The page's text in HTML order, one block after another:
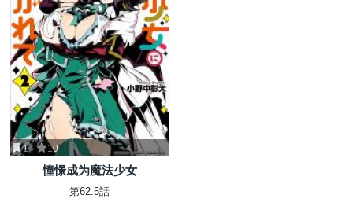
1 10
憧憬成为魔法少女
第62.5話